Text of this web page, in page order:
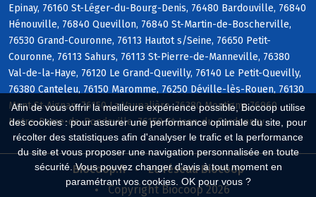
Afin de vous offrir la meilleure expérience possible, Biocoop utilise
des cookies : pour assurer une performance optimale du site, pour
récolter des statistiques afin d'analyser le trafic et la performance
du site et vous proposer une navigation personnalisée en toute
sécurité. Vous pouvez changer d'avis à tout moment en
paramétrant vos cookies. OK pour vous ?
Epinay, 76160 St-Léger-du-Bourg-Denis, 76480 Bardouville, 76840
Hénouville, 76840 Quevillon, 76840 St-Martin-de-Boscherville,
76530 Grand-Couronne, 76113 Hautot s/Seine, 76650 Petit-
Couronne, 76113 Sahurs, 76113 St-Pierre-de-Manneville, 76380
Val-de-la-Haye, 76120 Le Grand-Quevilly, 76140 Le Petit-Quevilly,
76380 Canteleu, 76150 Maromme, 76250 Déville-lès-Rouen, 76130
Mont-St-Aignan, 76150 La Vaupalière, 76380 Montigny, 76960
Notre-Dame-de-Bondeville, 76150 St-Jean-du-Cardonnay
Biocoop.fr
Le réseau Biocoop
Copyright Biocoop 2026